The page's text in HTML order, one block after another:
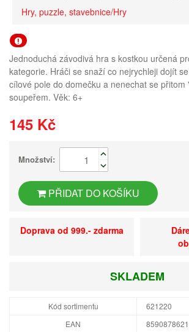
Hry, puzzle, stavebnice/Hry
Jednoduchá závodivá hra s kostkou určená
kategorie. Hráči se snaží co nejrychleji dojít
cílové pole do domečku a nenechat se přitom
soupeřem. Věk: 6+
145 Kč
Množství:
PŘIDAT DO KOŠÍKU
Doprava od 999.- zdarma
SKLADEM
Kód sortimentu
621220
EAN